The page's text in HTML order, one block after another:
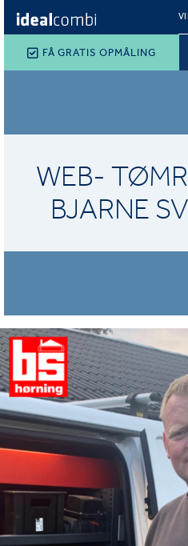
FÅ GRATIS OPMÅLING
WEB-
BJARNE